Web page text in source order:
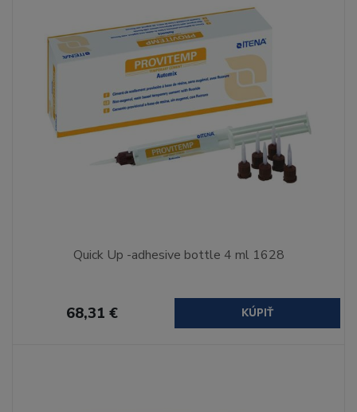
Quick Up -adhesive bottle 4 ml 1628
68,31 € KÚPIŤ